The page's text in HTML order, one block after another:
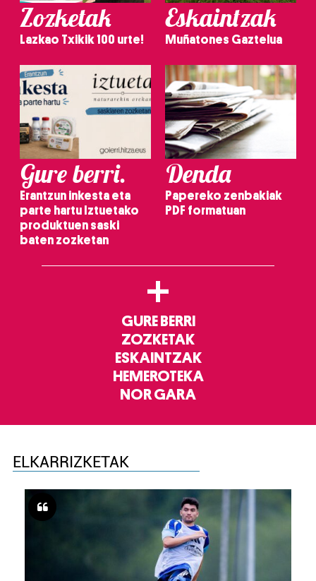
Zozketak
Lazkao Txikik 100 urte!
Eskaintzak
Muñatones Gaztelua
Gure berri.
Erantzun inkesta eta
parte hartu Iztuetako
produktuen saski
baten zozketan
Denda
Papereko zenbakiak
PDF formatuan
+
GURE BERRI
ZOZKETAK
ESKAINTZAK
HEMEROTEKA
NOR GARA
ELKARRIZKETAK